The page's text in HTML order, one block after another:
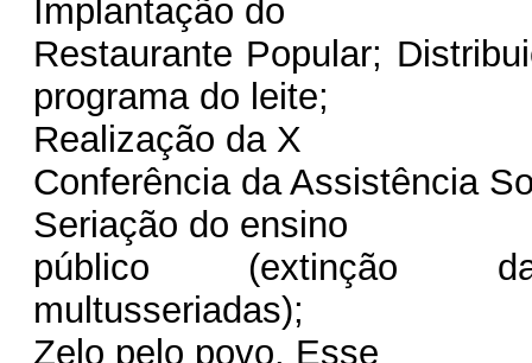
Implantação do
Restaurante Popular;
programa do leite;
Realização da X
Conferência da Assistência
Seriação do ensino
público (extinção
multusseriadas);
Zelo pelo povo. Esse